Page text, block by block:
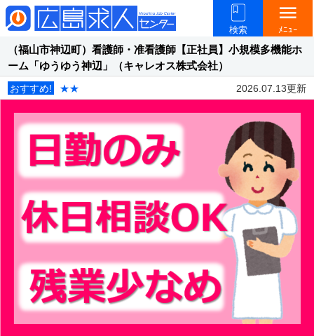
検索
menu
ﾒﾆｭｰ
（福山市神辺町）看護師・准看護師【正社員】小規模多機能ホ
ーム「ゆうゆう神辺」（キャレオス株式会社）
おすすめ! ★★ 2026.07.13更新